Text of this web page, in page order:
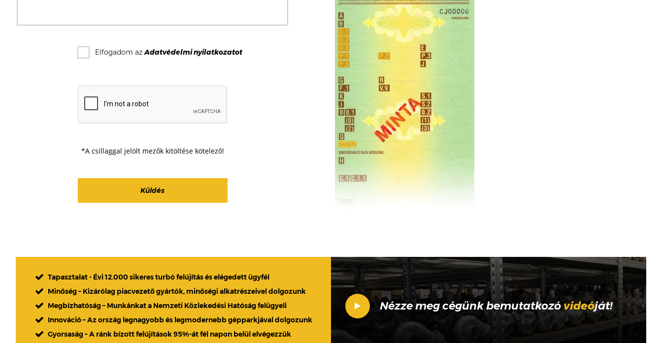
Elfogadom azAdatvédelmi nyilatkozatot
*A csillaggal jelölt mezők kitöltése kötelező!
Tapasztalat - Évi 12.000 sikeres turbó felújítás és elégedett ügyfél
Minőség – Kizárólag piacvezető gyártók, minőségi alkatrészeivel dolgozunk
Megbízhatóság – Munkánkat a Nemzeti Közlekedési Hatóság felügyeli
Innováció – Az ország legnagyobb és legmodernebb gépparkjával dolgozunk
Gyorsaság – A ránk bízott felújítások 95%-át fél napon belül elvégezzük
Nézze meg cégünk bemutatkozóvideóját!